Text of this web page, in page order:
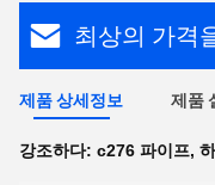
최상의 가격
제품 상세정보 제품
강조하다: c276 파이프,